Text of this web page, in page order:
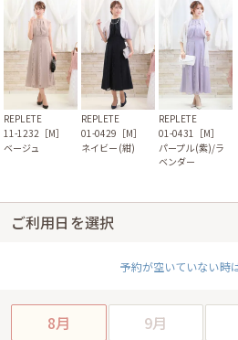
REPLETE
11-1232［M］
ベージュ
REPLETE
01-0429［M］
ネイビー(紺)
REPLETE
01-0431［M］
パープル(紫)/ラ
ベンダー
ご利用日を選択
予約が空いていない時
8月 9月